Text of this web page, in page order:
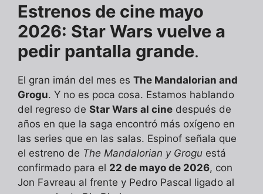
Estrenos de cine mayo
2026: Star Wars vuelve a
pedir pantalla grande.
El gran imán del mes es The Mandalorian and
Grogu. Y no es poca cosa. Estamos hablando
del regreso de Star Wars al cine después de
años en que la saga encontró más oxígeno en
las series que en las salas. Espinof señala que
el estreno de The Mandalorian y Grogu está
confirmado para el 22 de mayo de 2026, con
Jon Favreau al frente y Pedro Pascal ligado al